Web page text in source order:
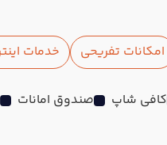
امکانات تفریحی خدمات
کافی شاپ صندوق امانات